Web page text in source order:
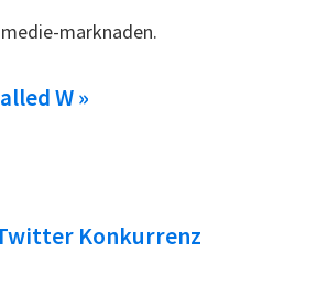
marknaden.
W »
Konkurrenz